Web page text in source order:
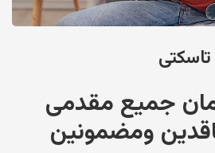
جميع مقدمى
ومضمونين